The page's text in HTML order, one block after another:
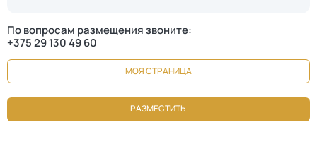
По вопросам размещения звоните:
+375 29 130 49 60
МОЯ СТРАНИЦА
РАЗМЕСТИТЬ